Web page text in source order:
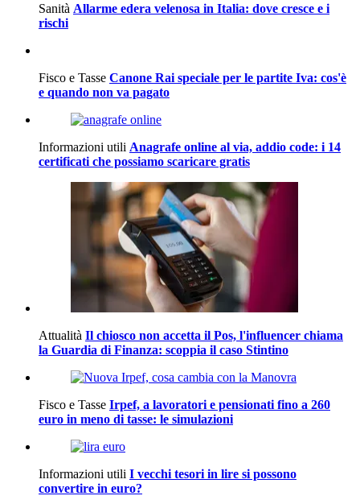
Sanità Allarme edera velenosa in Italia: dove cresce e i
rischi
Fisco e Tasse Canone Rai speciale per le partite Iva: cos'è
e quando non va pagato
Informazioni utili Anagrafe online al via, addio code: i 14
certificati che possiamo scaricare gratis
Attualità Il chiosco non accetta il Pos, l'influencer chiama
la Guardia di Finanza: scoppia il caso Stintino
Fisco e Tasse Irpef, a lavoratori e pensionati fino a 260
euro in meno di tasse: le simulazioni
Informazioni utili I vecchi tesori in lire si possono
convertire in euro?